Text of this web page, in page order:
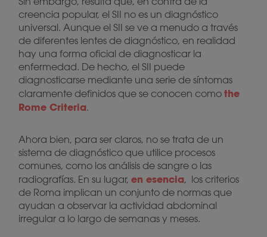
creencia popular, el SII no es un diagnóstico
universal. Aunque el SII se ve a menudo a través
de diferentes lentes de diagnóstico, en realidad
hay una forma oficial de diagnosticar la
enfermedad. De hecho, el SII puede
diagnosticarse mediante una serie de síntomas
claramente definidos que se conocen como the
Rome Criteria.
Ahora bien, para ser claros, no se trata de un
sistema de diagnóstico que utilice procesos
comunes, como los análisis de sangre o las
radiografías. En su lugar, en esencia, los criterios
de Roma implican un conjunto de normas que
ayudan a observar la actividad abdominal
irregular a lo largo de semanas y meses.